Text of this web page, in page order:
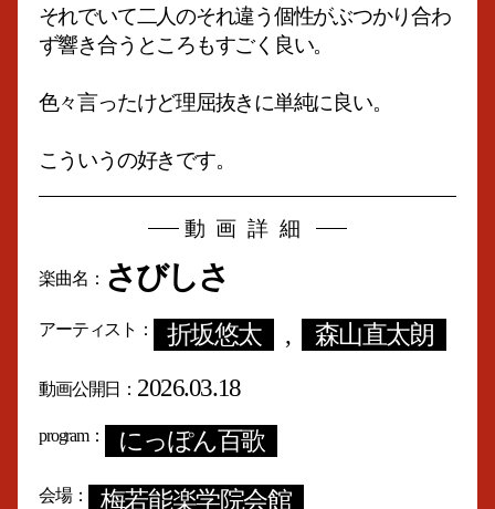
それでいて二人のそれ違う個性がぶつかり合わ
ず響き合うところもすごく良い。
色々言ったけど理屈抜きに単純に良い。
こういうの好きです。
動画詳細
楽曲名 さびしさ
アーティスト 折坂悠太 , 森山直太朗
動画公開日 2026.03.18
program にっぽん百歌
会場 梅若能楽学院会館